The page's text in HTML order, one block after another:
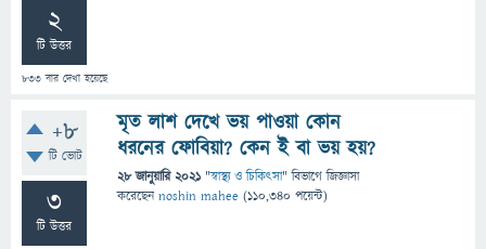
2
টি উত্তর
833 বার দেখা হয়েছে
+8
টি ভোট
3
টি উত্তর
মৃত লাশ দেখে ভয় পাওয়া কোন
ধরনের ফোবিয়া? কেন ই বা ভয় হয়?
28 জানুয়ারি 2021 "স্বাস্থ্য ও চিকিৎসা" বিভাগে জিজ্ঞাসা
করেছেনnoshin mahee (110,340 পয়েন্ট)